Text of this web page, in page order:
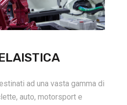
ad una vasta gamma di
auto, motorsport e